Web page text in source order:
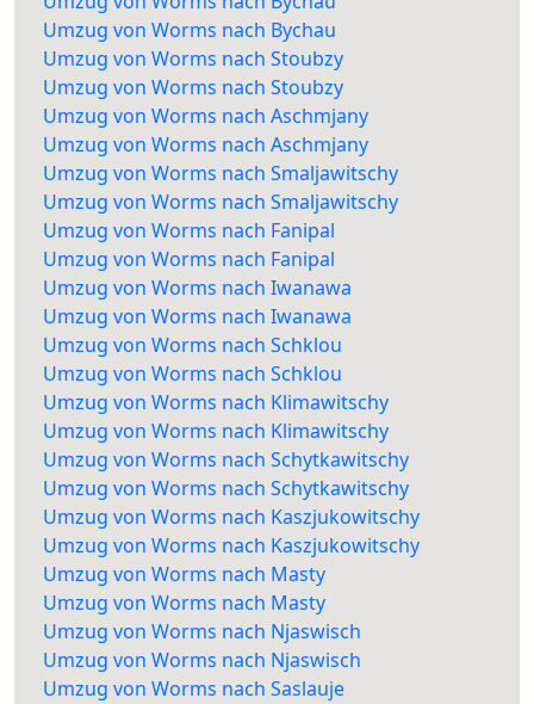
Umzug von Worms nach Bychau
Umzug von Worms nach Stoubzy
Umzug von Worms nach Stoubzy
Umzug von Worms nach Aschmjany
Umzug von Worms nach Aschmjany
Umzug von Worms nach Smaljawitschy
Umzug von Worms nach Smaljawitschy
Umzug von Worms nach Fanipal
Umzug von Worms nach Fanipal
Umzug von Worms nach Iwanawa
Umzug von Worms nach Iwanawa
Umzug von Worms nach Schklou
Umzug von Worms nach Schklou
Umzug von Worms nach Klimawitschy
Umzug von Worms nach Klimawitschy
Umzug von Worms nach Schytkawitschy
Umzug von Worms nach Schytkawitschy
Umzug von Worms nach Kaszjukowitschy
Umzug von Worms nach Kaszjukowitschy
Umzug von Worms nach Masty
Umzug von Worms nach Masty
Umzug von Worms nach Njaswisch
Umzug von Worms nach Njaswisch
Umzug von Worms nach Saslauje